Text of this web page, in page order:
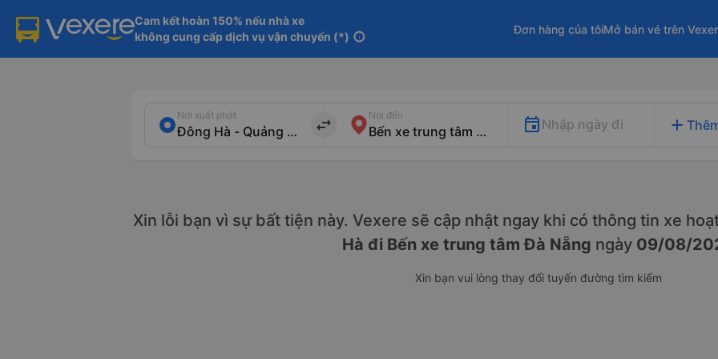
Cam kết hoàn 150% nếu nhà xe
không cung cấp dịch vụ vận chuyển (*) info
Đơn hàng của tôiMở bán vé trên
Nơi xuất phát
import_export
Nơi đến
Nhập ngày đi add
Xin lỗi bạn vì sự bất tiện này. Vexere sẽ cập nhật ngay khi có thông tin xe
Hà đi Bến xe trung tâm Đà Nẵng ngày 09/08/
Xin bạn vui lòng thay đổi tuyến đường tìm kiếm